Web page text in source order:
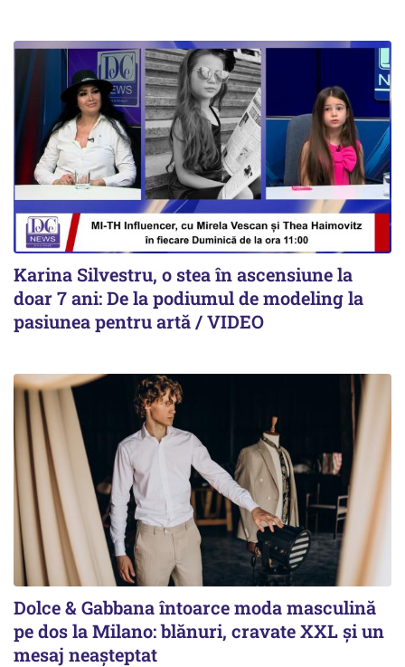
Karina Silvestru, o stea în ascensiune la
doar 7 ani: De la podiumul de modeling la
pasiunea pentru artă / VIDEO
Dolce & Gabbana întoarce moda masculină
pe dos la Milano: blănuri, cravate XXL și un
mesaj neașteptat